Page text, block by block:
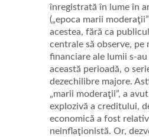
înregistrată în lume în
(„epoca marii
acestea, fără ca
centrale să observe, pe
financiare ale lumii s-
această perioadă, o
dezechilibre majore.
„marii moderaţii”, a
explozivă a creditului,
economică a fost
neinflaţionistă. Or,